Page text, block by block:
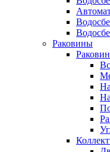
Раковины